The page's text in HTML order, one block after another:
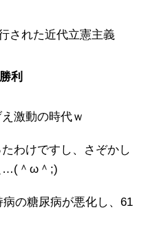
された近代立憲主義
利
激動の時代ｗ
わけですし、さぞかし
…(＾ω＾;)
の糖尿病が悪化し、61